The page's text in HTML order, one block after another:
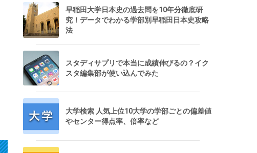
早稲田大学日本史の過去問を10年分徹底研
究！データでわかる学部別早稲田日本史攻略
法
スタディサプリで本当に成績伸びるの？イク
スタ編集部が使い込んでみた
大学検索 人気上位10大学の学部ごとの偏差値
やセンター得点率、倍率など